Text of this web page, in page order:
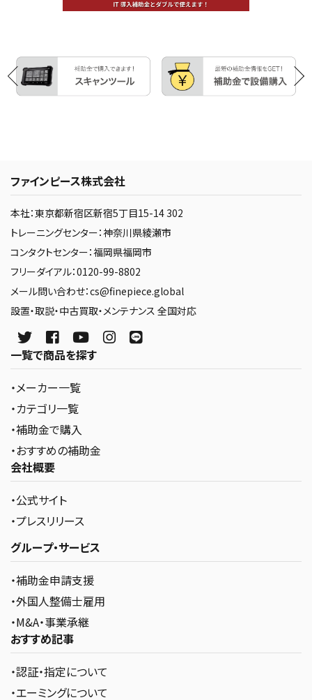
ファインピース株式会社
本社：東京都新宿区新宿5丁目15-14 302
トレーニングセンター：神奈川県綾瀬市
コンタクトセンター：福岡県福岡市
フリーダイアル：0120-99-8802
メール問い合わせ：cs@finepiece.global
設置・取説・中古買取・メンテナンス 全国対応
一覧で商品を探す
・メーカー一覧
・カテゴリ一覧
・補助金で購入
・おすすめの補助金
会社概要
・公式サイト
・プレスリリース
グループ・サービス
・補助金申請支援
・外国人整備士雇用
・M&A・事業承継
おすすめ記事
・認証・指定について
・エーミングについて